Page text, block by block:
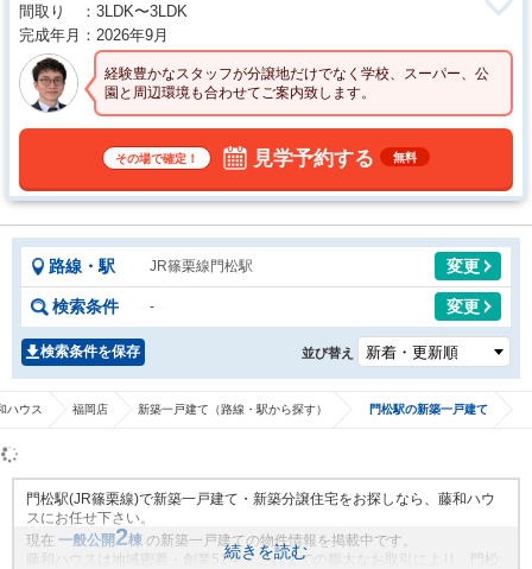
間取り
3LDK〜3LDK
完成年月
2026年9月
経験豊かなスタッフが分譲地だけでなく学校、スーパー、公
園と周辺環境も合わせてご案内致します。
その場で確定！ 見学予約する 無料
路線・駅 JR篠栗線門松駅 変更
検索条件 - 変更
検索条件を保存 並び替え
ハウス 福岡店 新築一戸建て（路線・駅から探す） 門松駅の新築一戸建て
門松駅(JR篠栗線)で新築一戸建て・新築分譲住宅をお探しなら、藤和ハウ
スにお任せ下さい。
現在 一般公開2棟 の新築一戸建ての物件情報を掲載中です。
藤和ハウスは地域密着・創業51年、これまでの膨大なお取引により、門松
続きを読む